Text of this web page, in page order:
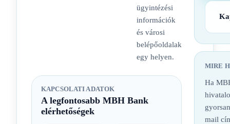
ügyintézési
információk
és városi
belépőoldalak
egy helyen.
KAPCSOLATI ADATOK
A legfontosabb MBH Bank
elérhetőségek
MIRE
Ha
mail